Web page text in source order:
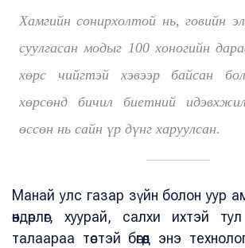
Хамгийн сонирхолтой нь, говийн
суулгасан модыг 100 хоногийн
хөрс чийгтэй хэвээр байсан
хөрсөнд бичил биетний
өссөн нь сайн үр дүнг харуулсан.
Манай улс газар зүйн болон уур
өндөрлөг, хуурай, салхи ихтэй
талаараа төстэй бөгөөд энэ